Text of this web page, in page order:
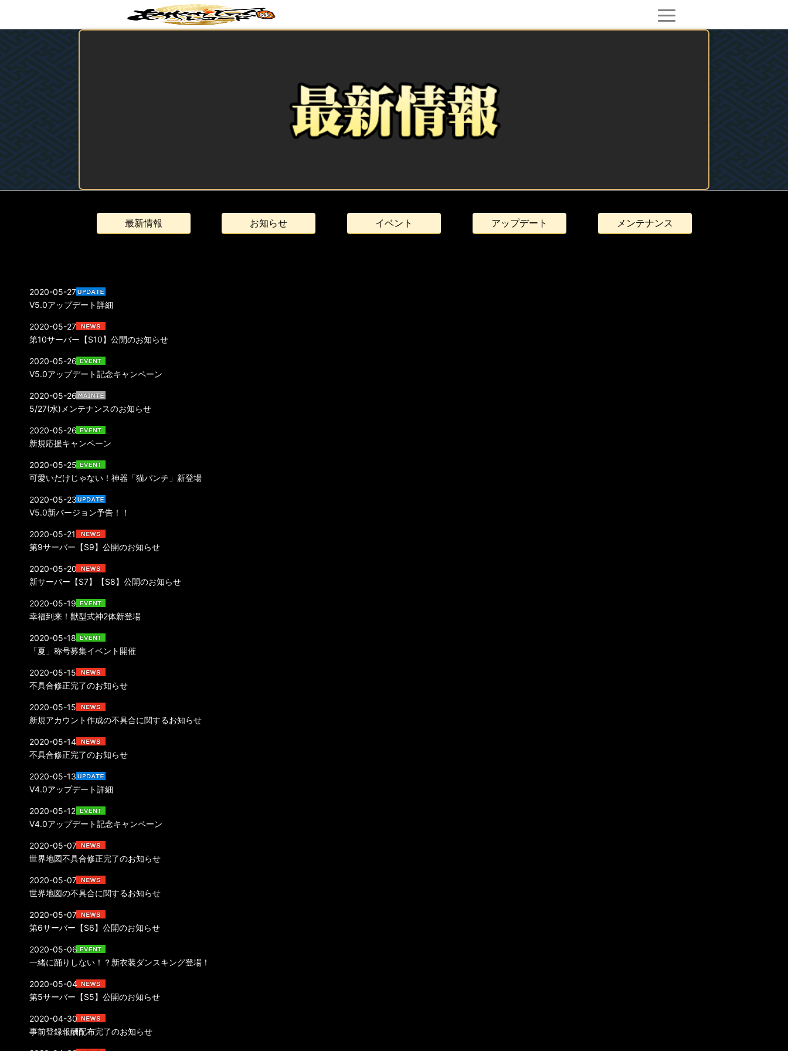
最新情報 お知らせ イベント アップデート メンテナンス
V5.0アップデート詳細
2020-05-27
第10サーバー【S10】公開のお知らせ
2020-05-27
V5.0アップデート記念キャンペーン
2020-05-26
5/27(水)メンテナンスのお知らせ
2020-05-26
新規応援キャンペーン
2020-05-26
可愛いだけじゃない！神器「猫パンチ」新登場
2020-05-25
V5.0新バージョン予告！！
2020-05-23
第9サーバー【S9】公開のお知らせ
2020-05-21
新サーバー【S7】【S8】公開のお知らせ
2020-05-20
幸福到来！獣型式神2体新登場
2020-05-19
「夏」称号募集イベント開催
2020-05-18
不具合修正完了のお知らせ
2020-05-15
新規アカウント作成の不具合に関するお知らせ
2020-05-15
不具合修正完了のお知らせ
2020-05-14
V4.0アップデート詳細
2020-05-13
V4.0アップデート記念キャンペーン
2020-05-12
世界地図不具合修正完了のお知らせ
2020-05-07
世界地図の不具合に関するお知らせ
2020-05-07
第6サーバー【S6】公開のお知らせ
2020-05-07
一緒に踊りしない！？新衣装ダンスキング登場！
2020-05-06
第5サーバー【S5】公開のお知らせ
2020-05-04
事前登録報酬配布完了のお知らせ
2020-04-30